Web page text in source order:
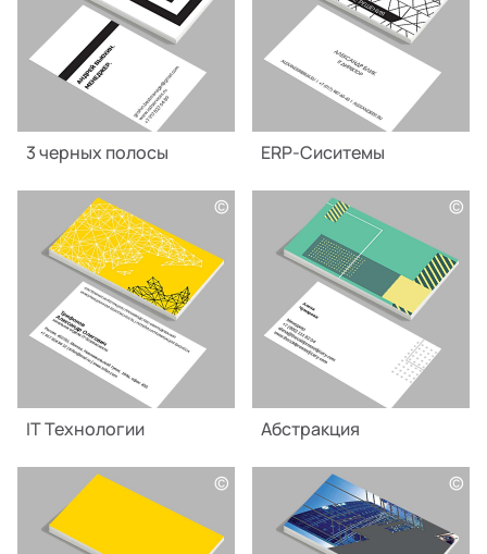
3 черных полосы ERP-Сиситемы
©
IT Технологии
©
Абстракция
© ©